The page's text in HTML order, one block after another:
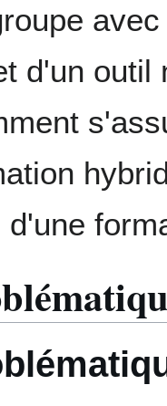
d'un outil
d'une